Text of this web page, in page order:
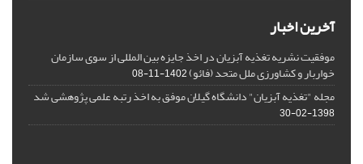
آخرین اخبار
موفقیت نشریه تغذیه آبزیان در اخذ جایزه بین المللی از سوی سازمان
خواربار و کشاورزی ملل متحد (فائو)1402-11-08
مجله "تغذیه آبزیان" دانشگاه گیلان موفق به اخذ رتبه علمی پژوهشی شد
1398-02-30